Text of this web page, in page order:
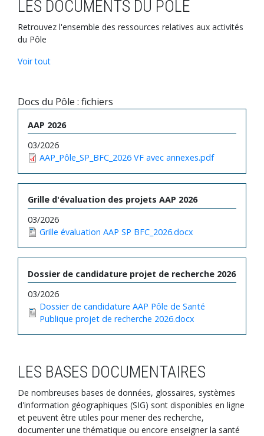
LES DOCUMENTS DU PÔLE
Retrouvez l'ensemble des ressources relatives aux activités
du Pôle
Voir tout
Docs du Pôle : fichiers
AAP 2026
03/2026
AAP_Pôle_SP_BFC_2026 VF avec annexes.pdf
Grille d'évaluation des projets AAP 2026
03/2026
Grille évaluation AAP SP BFC_2026.docx
Dossier de candidature projet de recherche 2026
03/2026
Dossier de candidature AAP Pôle de Santé
Publique projet de recherche 2026.docx
LES BASES DOCUMENTAIRES
De nombreuses bases de données, glossaires, systèmes
d'information géographiques (SIG) sont disponibles en ligne
et peuvent être utiles pour mener des recherche,
documenter une thématique ou encore enseigner la santé